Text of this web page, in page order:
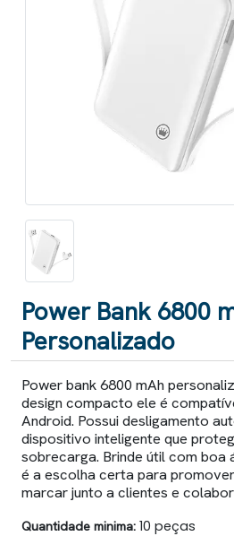
Power Bank 6800
Personalizado
Power bank 6800 mAh
design compacto ele é
Android. Possui desligamento
dispositivo inteligente que
sobrecarga. Brinde útil com boa
é a escolha certa para
marcar junto a clientes e
Quantidade minima: 10 peças